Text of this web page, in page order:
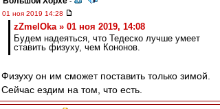
01 ноя 2019 14:28
zZmeIOka » 01 ноя 2019, 14:08
Будем надеяться, что Тедеско лучше умеет
ставить физуху, чем Кононов.
Физуху он им сможет поставить только зимой.
Сейчас ездим на том, что есть.